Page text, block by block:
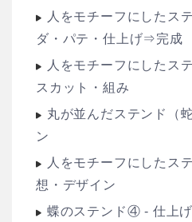
人をモチーフにしたス
ダ・パテ・仕上げ⇒完成
人をモチーフにしたス
スカット・組み
丸が並んだステンド（
ン
人をモチーフにしたス
想・デザイン
蝶のステンド④ - 仕上